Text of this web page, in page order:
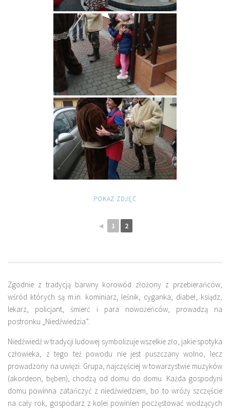
POKAZ ZDJĘĆ
◄ 1 2
Zgodnie z tradycją barwny korowód złożony z przebierańców,
wśród których są m.in. kominiarz, leśnik, cyganka, diabeł, ksiądz,
lekarz, policjant, śmierć i para nowożeńców, prowadzą na
postronku „Niedźwiedzia”.
Niedźwiedź w tradycji ludowej symbolizuje wszelkie zło, jakie spotyka
człowieka, z tego też powodu nie jest puszczany wolno, lecz
prowadzony na uwięzi. Grupa, najczęściej w towarzystwie muzyków
(akordeon, bęben), chodzą od domu do domu. Każda gospodyni
domu powinna zatańczyć z niedźwiedziem, bo to wróży szczęście
na cały rok, gospodarz z kolei powinien poczęstować wodzących